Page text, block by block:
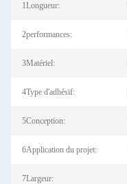
1Longueur:
2performances:
3Matériel:
4Type d'adhésif:
5Conception:
6Application du projet:
7Largeur: